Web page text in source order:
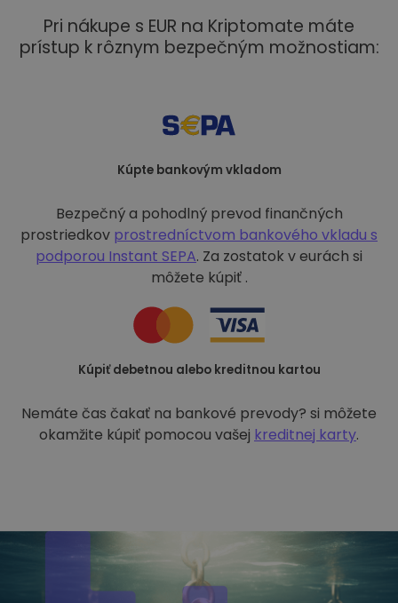
Pri nákupe s EUR na Kriptomate máte
prístup k rôznym bezpečným možnostiam:
Kúpte bankovým vkladom
Bezpečný a pohodlný prevod finančných
prostriedkov prostredníctvom bankového vkladu s
podporou Instant SEPA. Za zostatok v eurách si
môžete kúpiť .
Kúpiť debetnou alebo kreditnou kartou
Nemáte čas čakať na bankové prevody? si môžete
okamžite kúpiť pomocou vašej kreditnej karty.